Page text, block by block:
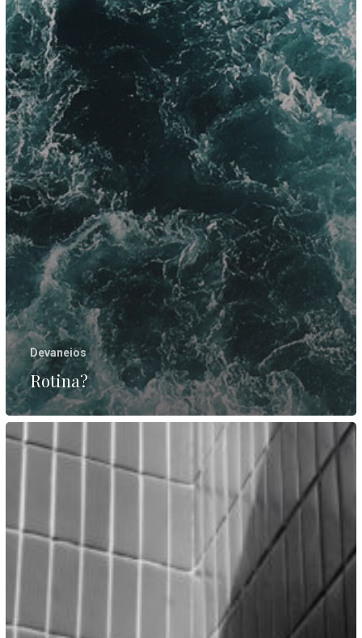
Devaneios
Rotina?
Pausa